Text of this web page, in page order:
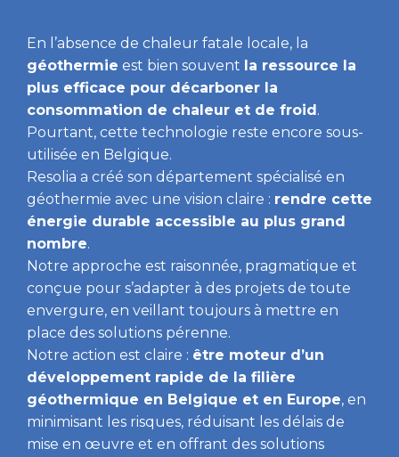
En l’absence de chaleur fatale locale, la
géothermie est bien souvent la ressource la
plus efficace pour décarboner la
consommation de chaleur et de froid .
Pourtant, cette technologie reste encore sous-
utilisée en Belgique.
Resolia a créé son département spécialisé en
géothermie avec une vision claire : rendre cette
énergie durable accessible au plus grand
nombre.
Notre approche est raisonnée, pragmatique et
conçue pour s’adapter à des projets de toute
envergure, en veillant toujours à mettre en
place des solutions pérenne.
Notre action est claire : être moteur d’un
développement rapide de la filière
géothermique en Belgique et en Europe, en
minimisant les risques, réduisant les délais de
mise en œuvre et en offrant des solutions